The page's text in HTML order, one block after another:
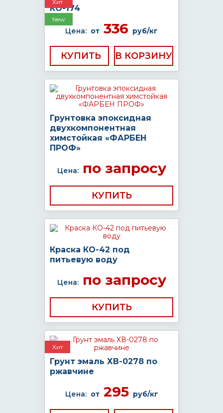
Хит
New
КО-174
Цена: от 336 руб/кг
КУПИТЬ
Грунтовка эпоксидная
двухкомпонентная
химстойкая «ФАРБЕН
ПРОФ»
Цена:по запросу
КУПИТЬ
Краска КО-42 под
питьевую воду
Цена:по запросу
КУПИТЬ
Хит
Грунт эмаль ХВ-0278 по
ржавчине
Цена: от295 руб/кг